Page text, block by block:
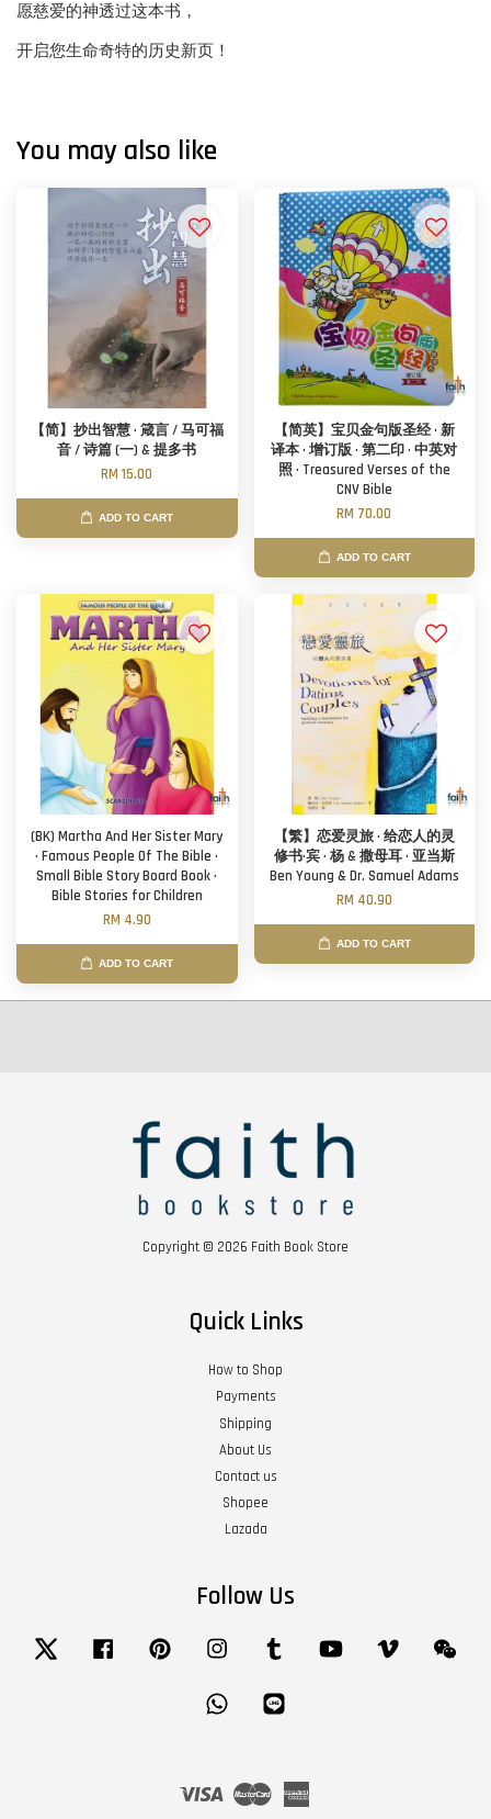
愿慈爱的神透过这本书，
开启您生命奇特的历史新页！
You may also like
【简】抄出智慧 · 箴言 / 马可福
音 / 诗篇 (一) & 提多书
RM 15.00
ADD TO CART
【简英】宝贝金句版圣经 · 新
译本 · 增订版 · 第二印 · 中英对
照 · Treasured Verses of the
CNV Bible
RM 70.00
ADD TO CART
(BK) Martha And Her Sister Mary
· Famous People Of The Bible ·
Small Bible Story Board Book ·
Bible Stories for Children
RM 4.90
ADD TO CART
【繁】恋爱灵旅 · 给恋人的灵
修书·宾 · 杨 & 撒母耳 · 亚当斯
Ben Young & Dr. Samuel Adams
RM 40.90
ADD TO CART
Copyright © 2026 Faith Book Store
Quick Links
How to Shop
Payments
Shipping
About Us
Contact us
Shopee
Lazada
Follow Us
Twitter Facebook Pinterest Instagram Tumblr YouTube Vimeo
Whatsapp
Visa Master